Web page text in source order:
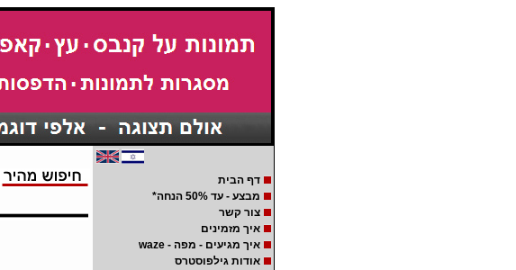
דף הבית
מבצע - עד 50% הנחה*
צור קשר
איך מזמינים
איך מגיעים - מפה - waze
אודות גילפוסטרס